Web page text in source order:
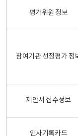
평가위원 정보
참여기관 선정평가 정
제안서 접수정보
인사기록카드